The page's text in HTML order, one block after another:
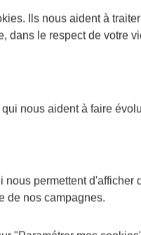
est
fixer le
le coût
soulagera
une
de 500
. Ils nous aident à
dans le respect de votre
nous aident à faire
nous permettent d'afficher
de nos campagnes.